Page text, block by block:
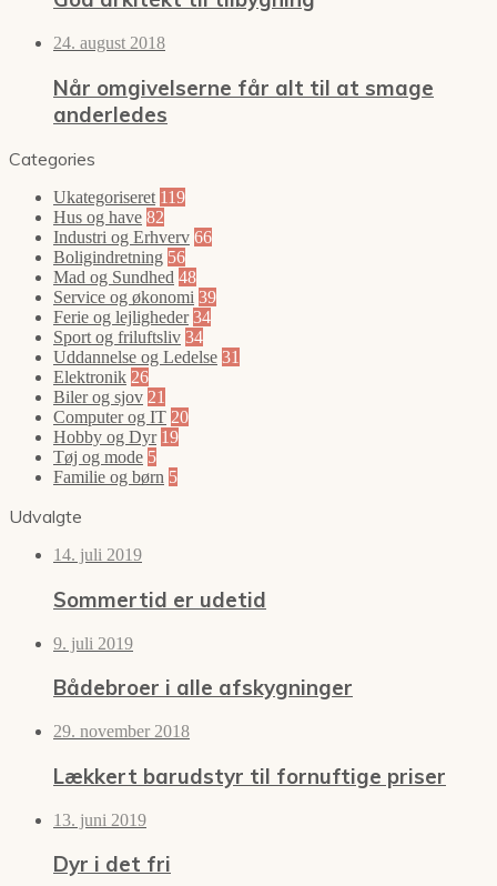
24. august 2018
Når omgivelserne får alt til at smage
anderledes
Categories
Ukategoriseret 119
Hus og have 82
Industri og Erhverv 66
Boligindretning 56
Mad og Sundhed 48
Service og økonomi 39
Ferie og lejligheder 34
Sport og friluftsliv 34
Uddannelse og Ledelse 31
Elektronik 26
Biler og sjov 21
Computer og IT 20
Hobby og Dyr 19
Tøj og mode 5
Familie og børn 5
Udvalgte
14. juli 2019
Sommertid er udetid
9. juli 2019
Bådebroer i alle afskygninger
29. november 2018
Lækkert barudstyr til fornuftige priser
13. juni 2019
Dyr i det fri